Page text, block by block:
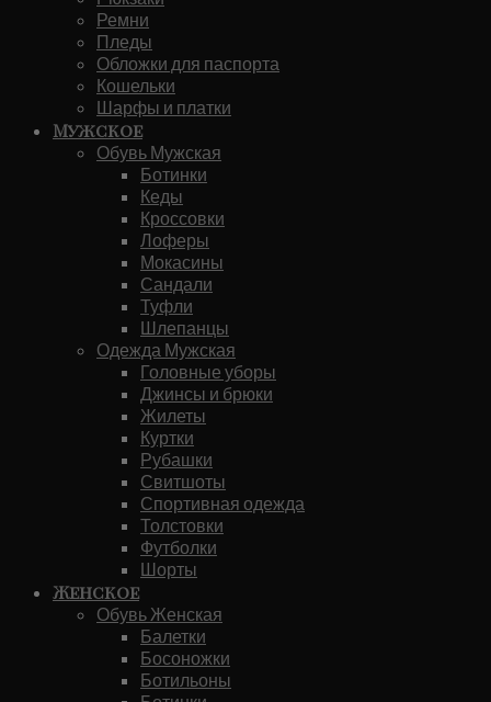
Ремни
Пледы
Обложки для паспорта
Кошельки
Шарфы и платки
Мужское
Обувь Мужская
Ботинки
Кеды
Кроссовки
Лоферы
Мокасины
Сандали
Туфли
Шлепанцы
Одежда Мужская
Головные уборы
Джинсы и брюки
Жилеты
Куртки
Рубашки
Свитшоты
Спортивная одежда
Толстовки
Футболки
Шорты
Женское
Обувь Женская
Балетки
Босоножки
Ботильоны